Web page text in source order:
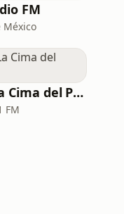
FM
México
Radio La Cima del Paraíso
FM